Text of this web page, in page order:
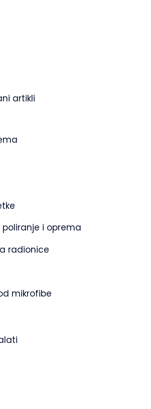
artikli
poliranje i oprema
radionice
mikrofibe